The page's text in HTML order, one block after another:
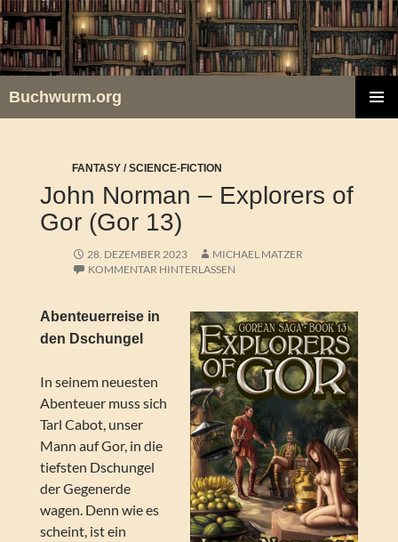
Zum
Inhalt
springen
Buchwurm.org
FANTASY / SCIENCE-FICTION
John Norman – Explorers of
Gor (Gor 13)
28. DEZEMBER 2023
MICHAEL MATZER
KOMMENTAR HINTERLASSEN
Abenteuerreise in
den Dschungel
In seinem neuesten
Abenteuer muss sich
Tarl Cabot, unser
Mann auf Gor, in die
tiefsten Dschungel
der Gegenerde
wagen. Denn wie es
scheint, ist ein